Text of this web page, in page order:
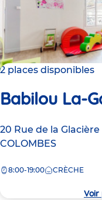
2 places disponibles
Babilou La-
Adresse
de
crèche
20 Rue de la Glacière
COLOMBES
8:00-19:00 CRÈCHE
Voir